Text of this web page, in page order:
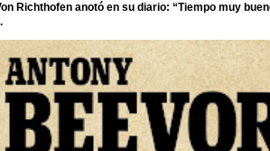
Richthofen anotó en su diario: “Tiempo muy